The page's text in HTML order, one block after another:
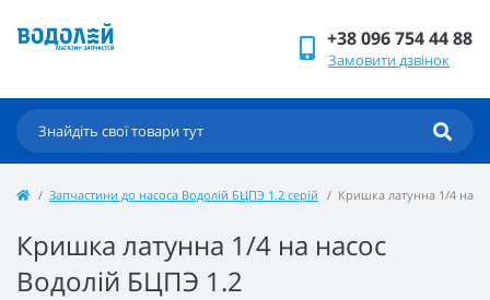
+38 096 754 44 88
Замовити дзвінок
Запчастини до насоса Водолій БЦПЭ 1.2 серій Кришка латунна 1/4 на
Кришка латунна 1/4 на насос
Водолій БЦПЭ 1.2